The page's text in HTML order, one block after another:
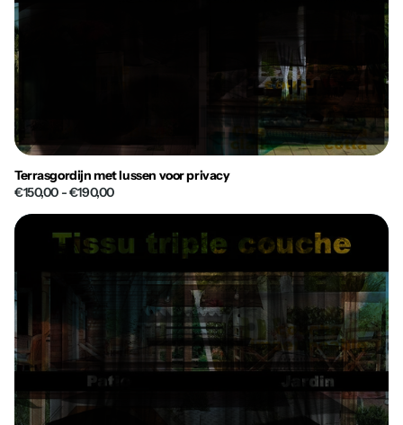
Terrasgordijn met lussen voor privacy
€150,00 - €190,00